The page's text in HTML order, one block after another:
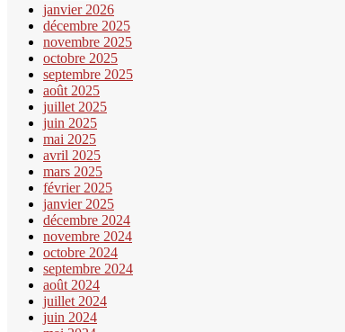
janvier 2026
décembre 2025
novembre 2025
octobre 2025
septembre 2025
août 2025
juillet 2025
juin 2025
mai 2025
avril 2025
mars 2025
février 2025
janvier 2025
décembre 2024
novembre 2024
octobre 2024
septembre 2024
août 2024
juillet 2024
juin 2024